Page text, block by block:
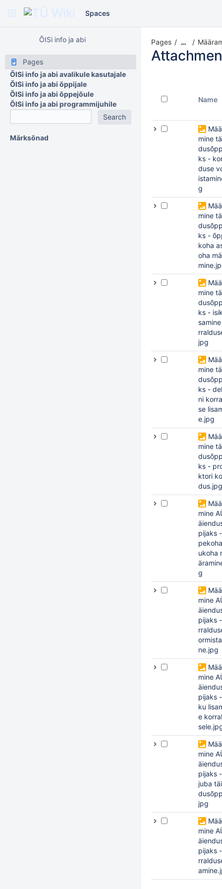
Spaces
ÕISi info ja abi
Pages
ÕISi info ja abi avalikule kasutajale
ÕISi info ja abi õppijale
ÕISi info ja abi õppejõule
ÕISi info ja abi programmijuhile
Märksõnad
Pages …
Name
mine
ks -
duse
g
mine
ks -
koha
oha
mine
ks -
jpg
mine
ks -
ni
se
e.jpg
mine
ks -
ktori
dus.jpg
mine
pijaks
ukoha
g
mine
pijaks
ne.jpg
mine
pijaks
ku
e
mine
pijaks
juba
jpg
mine
pijaks